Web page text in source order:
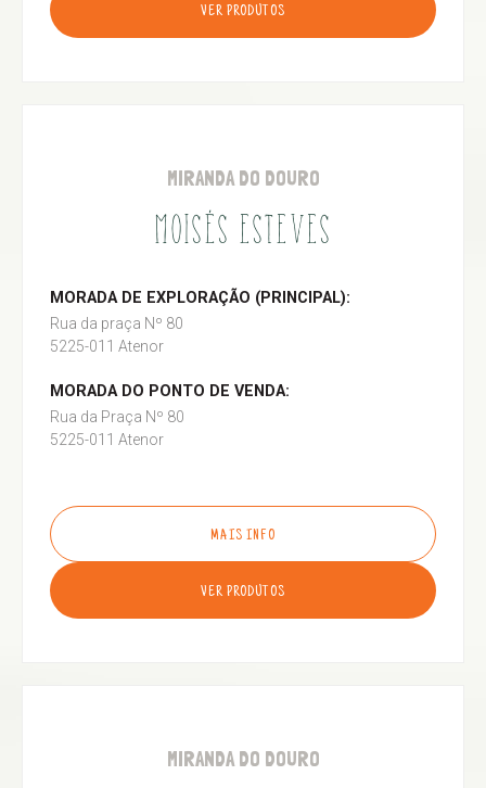
VER PRODUTOS
MIRANDA DO DOURO
MOISÉS ESTEVES
MORADA DE EXPLORAÇÃO (PRINCIPAL):
Rua da praça Nº 80
5225-011 Atenor
MORADA DO PONTO DE VENDA:
Rua da Praça Nº 80
5225-011 Atenor
MAIS INFO
VER PRODUTOS
MIRANDA DO DOURO